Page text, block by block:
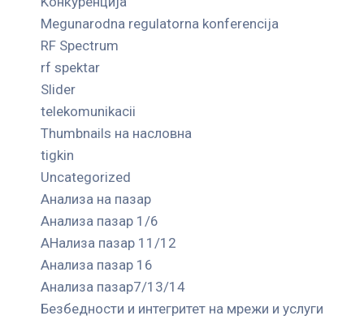
Megunarodna regulatorna konferencija
RF Spectrum
rf spektar
Slider
telekomunikacii
Thumbnails на насловна
tigkin
Uncategorized
Анализа на пазар
Анализа пазар 1/6
АНализа пазар 11/12
Анализа пазар 16
Анализа пазар7/13/14
Безбедности и интегритет на мрежи и услуги